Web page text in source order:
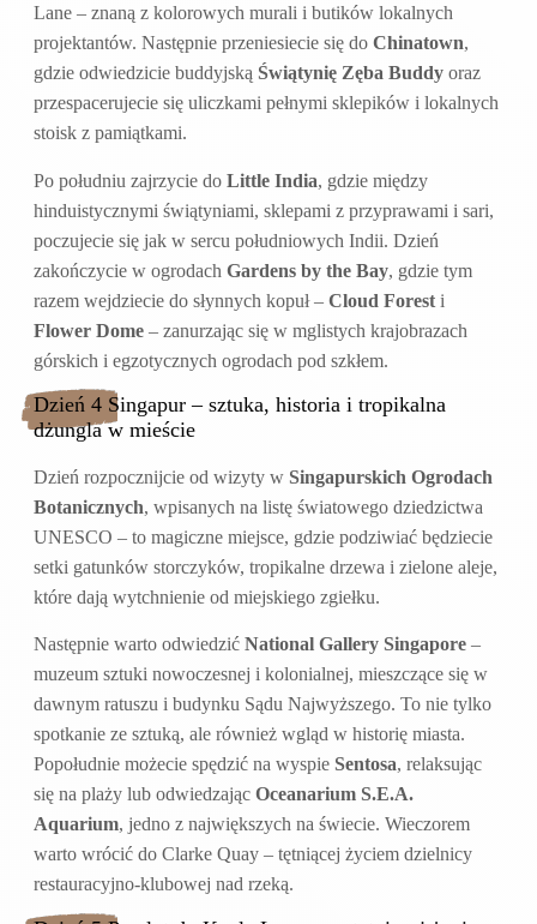
Lane – znaną z kolorowych murali i butików lokalnych
projektantów. Następnie przeniesiecie się do Chinatown,
gdzie odwiedzicie buddyjską Świątynię Zęba Buddy oraz
przespacerujecie się uliczkami pełnymi sklepików i lokalnych
stoisk z pamiątkami.
Po południu zajrzycie do Little India, gdzie między
hinduistycznymi świątyniami, sklepami z przyprawami i sari,
poczujecie się jak w sercu południowych Indii. Dzień
zakończycie w ogrodach Gardens by the Bay, gdzie tym
razem wejdziecie do słynnych kopuł – Cloud Forest i
Flower Dome – zanurzając się w mglistych krajobrazach
górskich i egzotycznych ogrodach pod szkłem.
Dzień 4 Singapur – sztuka, historia i tropikalna
dżungla w mieście
Dzień rozpocznijcie od wizyty w Singapurskich Ogrodach
Botanicznych, wpisanych na listę światowego dziedzictwa
UNESCO – to magiczne miejsce, gdzie podziwiać będziecie
setki gatunków storczyków, tropikalne drzewa i zielone aleje,
które dają wytchnienie od miejskiego zgiełku.
Następnie warto odwiedzić National Gallery Singapore –
muzeum sztuki nowoczesnej i kolonialnej, mieszczące się w
dawnym ratuszu i budynku Sądu Najwyższego. To nie tylko
spotkanie ze sztuką, ale również wgląd w historię miasta.
Popołudnie możecie spędzić na wyspie Sentosa, relaksując
się na plaży lub odwiedzając Oceanarium S.E.A.
Aquarium, jedno z największych na świecie. Wieczorem
warto wrócić do Clarke Quay – tętniącej życiem dzielnicy
restauracyjno-klubowej nad rzeką.